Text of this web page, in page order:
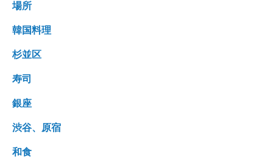
場所
韓国料理
杉並区
寿司
銀座
渋谷、原宿
和食